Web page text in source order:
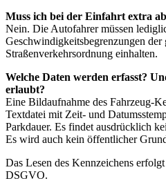
Muss ich bei der Einfahrt extra
Nein. Die Autofahrer müssen
Geschwindigkeitsbegrenzungen der
Straßenverkehrsordnung einhalten.
Welche Daten werden erfasst?
erlaubt?
Eine Bildaufnahme des Fahrzeug-
Textdatei mit Zeit- und
Parkdauer. Es findet ausdrücklich
Es wird auch kein öffentlicher
Das Lesen des Kennzeichens
DSGVO.